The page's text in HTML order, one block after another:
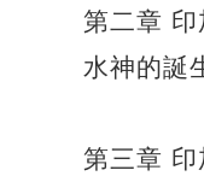
第二章
水神的誕
第三章